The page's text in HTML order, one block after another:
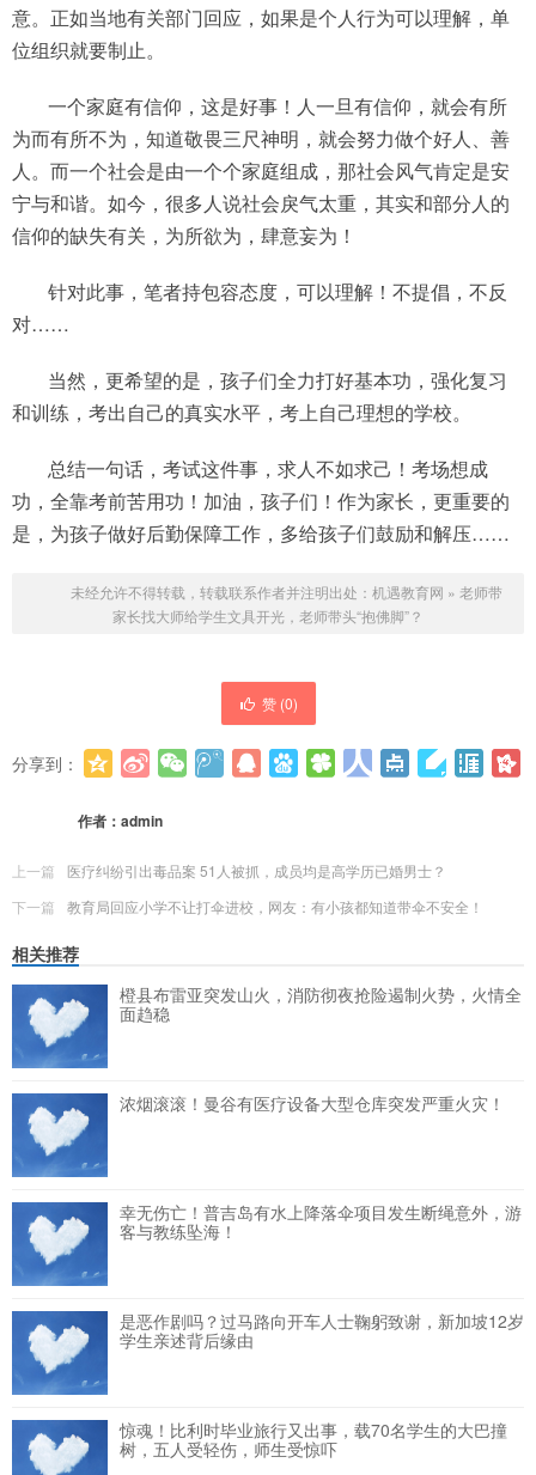
意。正如当地有关部门回应，如果是个人行为可以理解，单
位组织就要制止。
一个家庭有信仰，这是好事！人一旦有信仰，就会有所
为而有所不为，知道敬畏三尺神明，就会努力做个好人、善
人。而一个社会是由一个个家庭组成，那社会风气肯定是安
宁与和谐。如今，很多人说社会戾气太重，其实和部分人的
信仰的缺失有关，为所欲为，肆意妄为！
针对此事，笔者持包容态度，可以理解！不提倡，不反
对……
当然，更希望的是，孩子们全力打好基本功，强化复习
和训练，考出自己的真实水平，考上自己理想的学校。
总结一句话，考试这件事，求人不如求己！考场想成
功，全靠考前苦用功！加油，孩子们！作为家长，更重要的
是，为孩子做好后勤保障工作，多给孩子们鼓励和解压……
未经允许不得转载，转载联系作者并注明出处： 机遇教育网 » 老师带
家长找大师给学生文具开光，老师带头“抱佛脚”？
赞 (0)
分享到：
作者： admin
上一篇
医疗纠纷引出毒品案 51人被抓，成员均是高学历已婚男士？
下一篇
教育局回应小学不让打伞进校，网友：有小孩都知道带伞不安全！
相关推荐
橙县布雷亚突发山火，消防彻夜抢险遏制火势，火情全
面趋稳
浓烟滚滚！曼谷有医疗设备大型仓库突发严重火灾！
幸无伤亡！普吉岛有水上降落伞项目发生断绳意外，游
客与教练坠海！
是恶作剧吗？过马路向开车人士鞠躬致谢，新加坡12岁
学生亲述背后缘由
惊魂！比利时毕业旅行又出事，载70名学生的大巴撞
树，五人受轻伤，师生受惊吓